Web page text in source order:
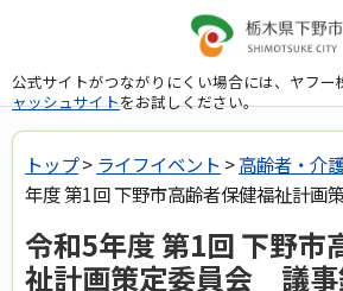
公式サイトがつながりにくい場合には、ヤフー
ャッシュサイトをお試しください。
トップ> ライフイベント >高齢者・介
年度 第1回 下野市高齢者保健福祉計
令和5年度 第1回 下野市
祉計画策定委員会 議